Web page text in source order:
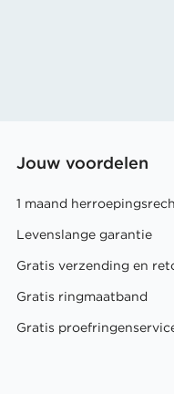
Jouw voordelen
1 maand
Levenslange garantie
Gratis verzending en
Gratis ringmaatband
Gratis